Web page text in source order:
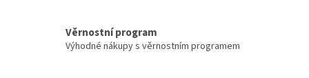
Věrnostní program
Výhodné nákupy s věrnostním programem